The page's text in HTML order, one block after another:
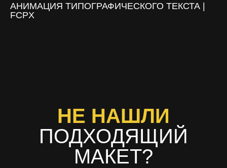
АНИМАЦИЯ ТИПОГРАФИЧЕСКОГО ТЕКСТА |
FCPX
НЕ НАШЛИ
ПОДХОДЯЩИЙ
МАКЕТ?